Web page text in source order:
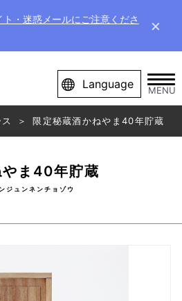
・迷惑メールにご注意くださ
×
Language MENU
限定秘蔵酒かねやま40年貯蔵
ま40年貯蔵
ジュンネンチョゾウ